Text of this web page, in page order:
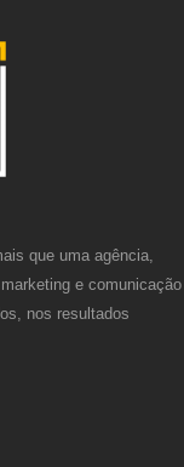
que uma agência,
e comunicação
nos resultados